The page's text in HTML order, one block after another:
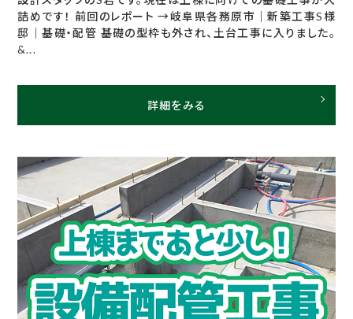
詰めです！ 前回のレポート →岐阜県各務原市｜新築工事S様
邸｜基礎・配管 基礎の型枠も外され、土台工事に入りました。
&...
詳細をみる